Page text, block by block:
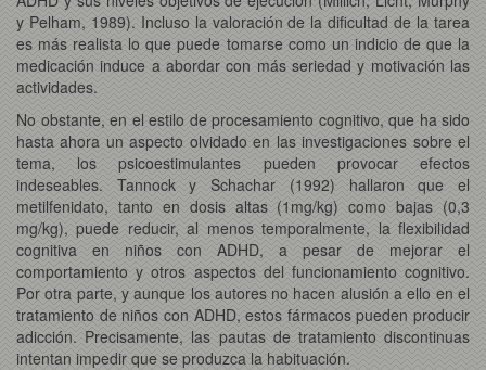
y Pelham, 1989). Incluso la valoración de la dificultad de la tarea
es más realista lo que puede tomarse como un indicio de que la
medicación induce a abordar con más seriedad y motivación las
actividades.
No obstante, en el estilo de procesamiento cognitivo, que ha sido
hasta ahora un aspecto olvidado en las investigaciones sobre el
tema, los psicoestimulantes pueden provocar efectos
indeseables. Tannock y Schachar (1992) hallaron que el
metilfenidato, tanto en dosis altas (1mg/kg) como bajas (0,3
mg/kg), puede reducir, al menos temporalmente, la flexibilidad
cognitiva en niños con ADHD, a pesar de mejorar el
comportamiento y otros aspectos del funcionamiento cognitivo.
Por otra parte, y aunque los autores no hacen alusión a ello en el
tratamiento de niños con ADHD, estos fármacos pueden producir
adicción. Precisamente, las pautas de tratamiento discontinuas
intentan impedir que se produzca la habituación.